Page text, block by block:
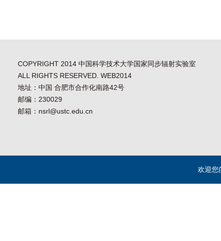
COPYRIGHT 2014 中国科学技术大学国家同步辐射实验室
ALL RIGHTS RESERVED. WEB2014
地址：中国 合肥市合作化南路42号
邮编：230029
邮箱：nsrl@ustc.edu.cn
欢迎您